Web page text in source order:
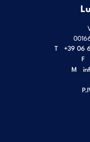
T
+39 06
F
M